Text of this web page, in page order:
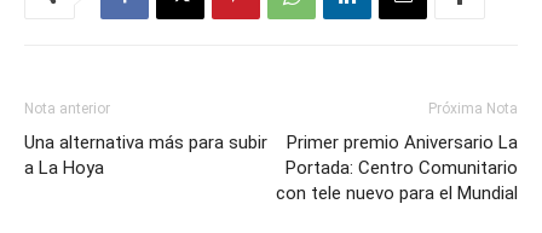
Nota anterior
Una alternativa más para subir
a La Hoya
Próxima Nota
Primer premio Aniversario La
Portada: Centro Comunitario
con tele nuevo para el Mundial